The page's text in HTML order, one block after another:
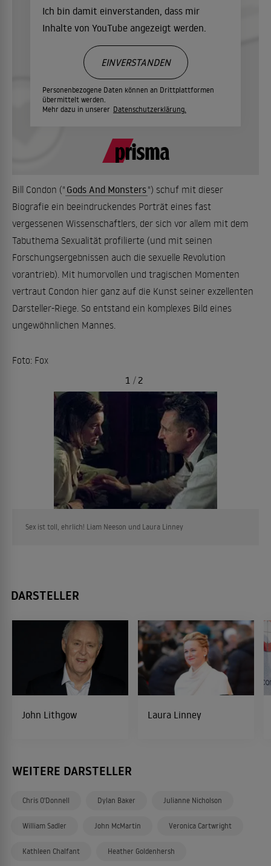
Ich bin damit einverstanden, dass mir
Inhalte von YouTube angezeigt werden.
Personenbezogene Daten können an Drittplattformen
übermittelt werden.
Mehr dazu in unserer Datenschutzerklärung.
EINVERSTANDEN
Bill Condon (" Gods And Monsters") schuf mit dieser
Biografie ein beeindruckendes Porträt eines fast
vergessenen Wissenschaftlers, der sich vor allem mit dem
Tabuthema Sexualität profilierte (und mit seinen
Forschungsergebnissen auch die sexuelle Revolution
vorantrieb). Mit humorvollen und tragischen Momenten
vertraut Condon hier ganz auf die Kunst seiner exzellenten
Darsteller-Riege. So entstand ein komplexes Bild eines
ungewöhnlichen Mannes.
Foto: Fox
Sex ist toll, ehrlich! Liam Neeson und Laura Linney
1 / 2
DARSTELLER
John Lithgow Laura Linney
WEITERE DARSTELLER
Chris O'Donnell Dylan Baker Julianne Nicholson
William Sadler John McMartin Veronica Cartwright
Kathleen Chalfant Heather Goldenhersh